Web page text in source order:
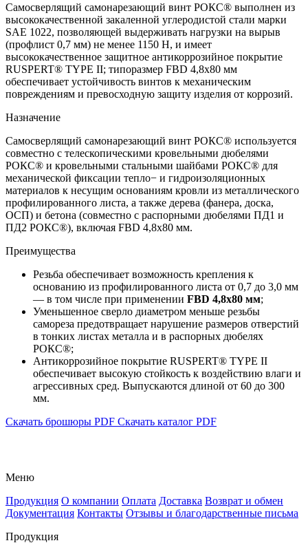
Самосверлящий самонарезающий винт РОКС® выполнен из
высококачественной закаленной углеродистой стали марки
SAE 1022, позволяющей выдерживать нагрузки на вырыв
(профлист 0,7 мм) не менее 1150 Н, и имеет
высококачественное защитное антикоррозийное покрытие
RUSPERT® TYPE II; типоразмер FBD 4,8x80 мм
обеспечивает устойчивость винтов к механическим
повреждениям и превосходную защиту изделия от коррозий.
Назначение
Самосверлящий самонарезающий винт РОКС® используется
совместно с телескопическими кровельными дюбелями
РОКС® и кровельными стальными шайбами РОКС® для
механической фиксации тепло− и гидроизоляционных
материалов к несущим основаниям кровли из металлического
профилированного листа, а также дерева (фанера, доска,
ОСП) и бетона (совместно с распорными дюбелями ПД1 и
ПД2 РОКС®), включая FBD 4,8x80 мм.
Преимущества
Резьба обеспечивает возможность крепления к
основанию из профилированного листа от 0,7 до 3,0 мм
— в том числе при применении FBD 4,8x80 мм;
Уменьшенное сверло диаметром меньше резьбы
самореза предотвращает нарушение размеров отверстий
в тонких листах металла и в распорных дюбелях
РОКС®;
Антикоррозийное покрытие RUSPERT® TYPE II
обеспечивает высокую стойкость к воздействию влаги и
агрессивных сред. Выпускаются длиной от 60 до 300
мм.
Скачать брошюры PDF Скачать каталог PDF
Меню
Продукция О компании Оплата Доставка Возврат и обмен
Документация Контакты Отзывы и благодарственные письма
Продукция